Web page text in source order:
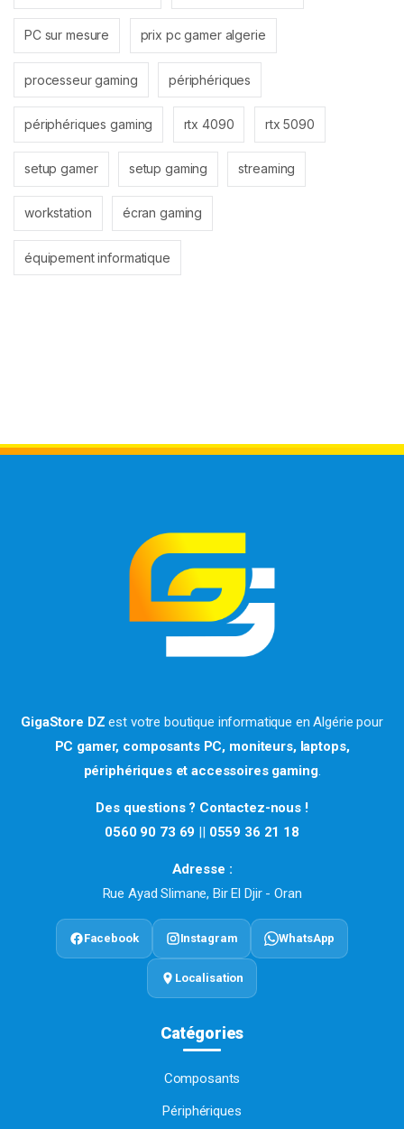
PC sur mesure prix pc gamer algerie
processeur gaming périphériques
périphériques gaming rtx 4090 rtx 5090
setup gamer setup gaming streaming
workstation écran gaming
équipement informatique
GigaStore DZ est votre boutique informatique en Algérie pour
PC gamer, composants PC, moniteurs, laptops,
périphériques et accessoires gaming.
Des questions ? Contactez-nous !
0560 90 73 69 || 0559 36 21 18
Adresse :
Rue Ayad Slimane, Bir El Djir - Oran
Facebook Instagram WhatsApp
Localisation
Catégories
Composants
Périphériques